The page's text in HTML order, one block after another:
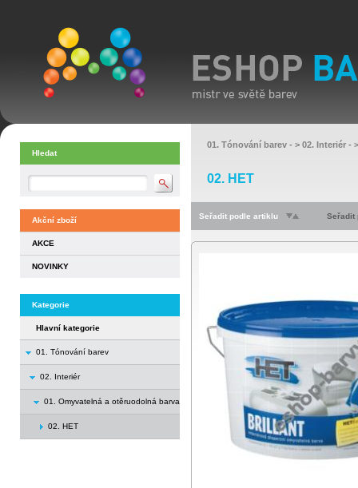
Hledat
Akční zboží
AKCE
NOVINKY
Kategorie
Hlavní kategorie
01. Tónování barev
02. Interiér
01. Omyvatelná a otěruodolná barva
02. HET
01. Tónování barev - > 02. Interiér -
02. HET
Seřadit podle artiklu Seřadit